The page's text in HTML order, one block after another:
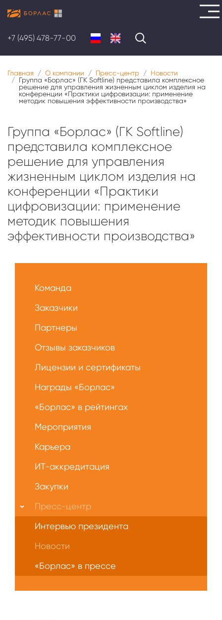
основному
содержанию
+7 (495) 478-77-00
Главная О компании Пресс-центр
Новости
Группа «Борлас» (ГК Softline) представила комплексное
решение для управления жизненным циклом изделия на
конференции «Практики цифровизации: применение
методик повышения эффективности производства»
Группа «Борлас» (ГК Softline)
представила комплексное
решение для управления
жизненным циклом изделия на
конференции «Практики
цифровизации: применение
методик повышения
эффективности производства»
Команда
Заказчики
Партнеры
Отзывы заказчиков
Лицензии и сертификаты
Награды «Борлас»
«Борлас» в рейтингах
Мероприятия
Карьера
ИТ-аккредитация
Закупки
Пресс-центр
Интервью президента
Новости
«Борлас» в прессе